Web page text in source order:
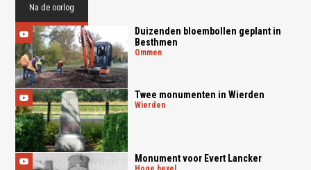
Na de oorlog
Duizenden bloembollen geplant in
Besthmen
ommen
Twee monumenten in Wierden
wierden
Monument voor Evert Lancker